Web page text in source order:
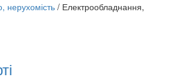
нерухомість / Електрообладнання,